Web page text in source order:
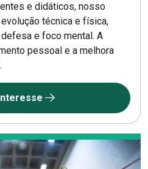
e didáticos, nosso
técnica e física,
e foco mental. A
pessoal e a melhora